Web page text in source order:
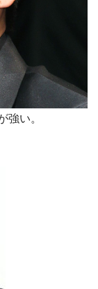
強い。